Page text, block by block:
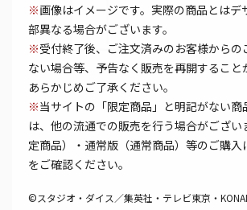
※画像はイメージです。実際の商品とはデ
部異なる場合がございます。
※受付終了後、ご注文済みのお客様からの
ない場合等、予告なく販売を再開すること
あらかじめご了承ください。
※当サイトの「限定商品」と明記がない商
は、他の流通での販売を行う場合がござい
定商品）・通常版（通常商品）等のご購入
をご確認ください。
©スタジオ・ダイス／集英社・テレビ東京・